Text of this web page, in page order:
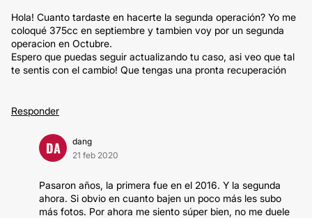
Hola! Cuanto tardaste en hacerte la segunda operación? Yo me
coloqué 375cc en septiembre y tambien voy por un segunda
operacion en Octubre.
Espero que puedas seguir actualizando tu caso, asi veo que tal
te sentis con el cambio! Que tengas una pronta recuperación
Responder
DA
dang
21 feb 2020
Pasaron años, la primera fue en el 2016. Y la segunda
ahora. Si obvio en cuanto bajen un poco más les subo
más fotos. Por ahora me siento súper bien, no me duele